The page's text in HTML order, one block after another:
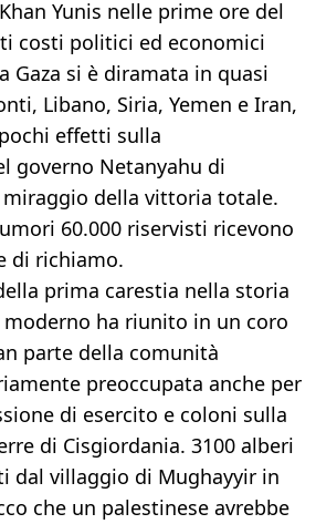
Yunis nelle prime ore del
costi politici ed economici
Gaza si è diramata in quasi
Libano, Siria, Yemen e Iran,
effetti sulla
governo Netanyahu di
della vittoria totale.
60.000 riservisti ricevono
di richiamo.
prima carestia nella storia
ha riunito in un coro
parte della comunità
preoccupata anche per
di esercito e coloni sulla
di Cisgiordania. 3100 alberi
dal villaggio di Mughayyir in
che un palestinese avrebbe